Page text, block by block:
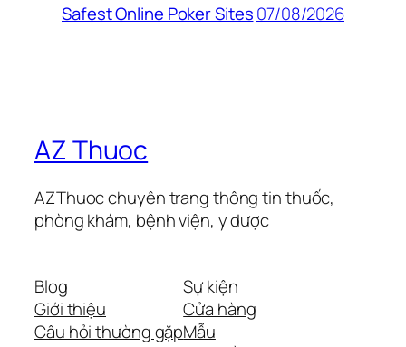
Safest Online Poker Sites07/08/2026
AZ Thuoc
AZThuoc chuyên trang thông tin thuốc,
phòng khám, bệnh viện, y dược
Blog
Giới thiệu
Câu hỏi thường gặp
Sự kiện
Cửa hàng
Mẫu